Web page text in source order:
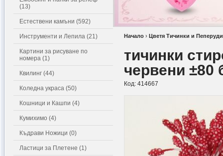
(13)
Естествени камъни (592)
Инструменти и Лепила (21)
Картини за рисуване по
номера (1)
Квилинг (44)
Коледна украса (50)
Кошници и Кашпи (4)
Кумихимо (4)
Къдрави Ножици (0)
Ластици за Плетене (1)
Начало › Цветя Тичинки и Пеперуди
тичинки
червени ±80
Код: 414667